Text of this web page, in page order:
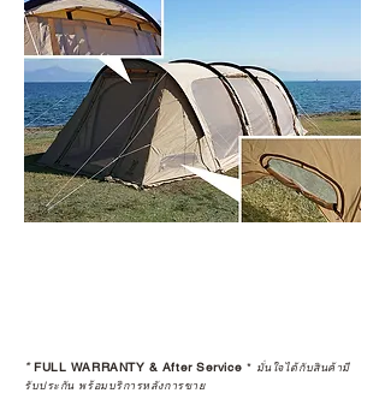
*FULL WARRANTY & After Service * มั่นใจได้กับสินค้ามี
รับประกัน พร้อมบริการหลังการขาย